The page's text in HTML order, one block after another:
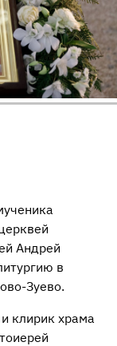
Андрей
в
Зуево.
клирик храма